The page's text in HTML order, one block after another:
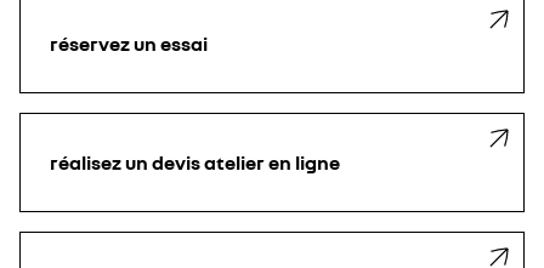
réservez un essai
réalisez un devis atelier en ligne